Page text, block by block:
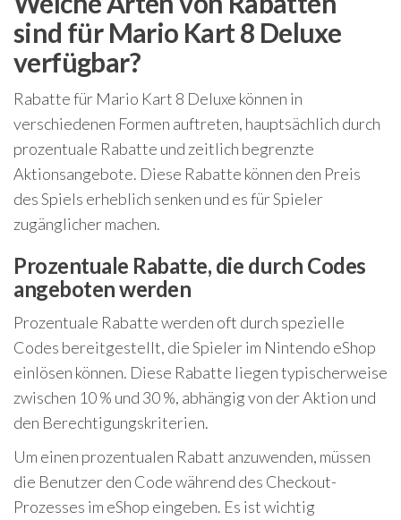
sind für Mario Kart 8 Deluxe
verfügbar?
Rabatte für Mario Kart 8 Deluxe können in
verschiedenen Formen auftreten, hauptsächlich durch
prozentuale Rabatte und zeitlich begrenzte
Aktionsangebote. Diese Rabatte können den Preis
des Spiels erheblich senken und es für Spieler
zugänglicher machen.
Prozentuale Rabatte, die durch Codes
angeboten werden
Prozentuale Rabatte werden oft durch spezielle
Codes bereitgestellt, die Spieler im Nintendo eShop
einlösen können. Diese Rabatte liegen typischerweise
zwischen 10 % und 30 %, abhängig von der Aktion und
den Berechtigungskriterien.
Um einen prozentualen Rabatt anzuwenden, müssen
die Benutzer den Code während des Checkout-
Prozesses im eShop eingeben. Es ist wichtig